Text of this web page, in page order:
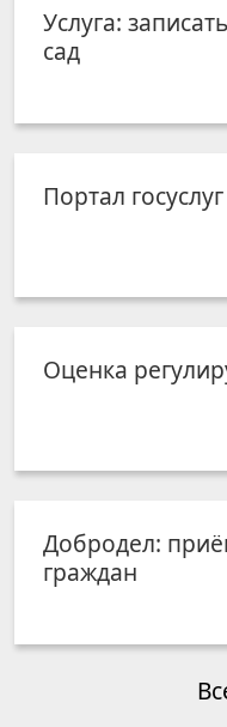
Услуга:
сад
Портал госуслуг
Оценка
Добродел:
граждан